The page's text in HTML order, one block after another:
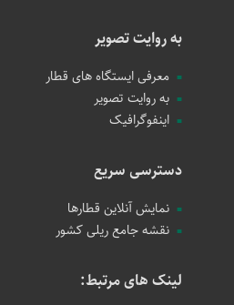
به روایت تصویر
معرفی ایستگاه های قطار
به روایت تصویر
اینفوگرافیک
دسترسی سریع
نمایش آنلاین قطارها
نقشه جامع ریلی کشور
لینک های مرتبط: